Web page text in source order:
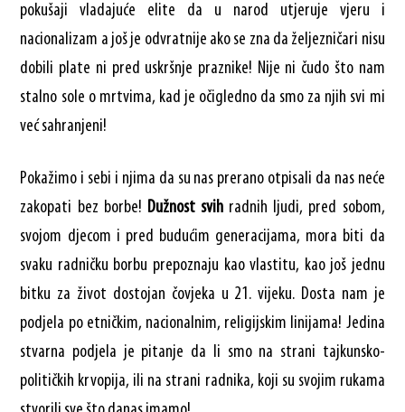
pokušaji vladajuće elite da u narod utjeruje vjeru i
nacionalizam a još je odvratnije ako se zna da željezničari nisu
dobili plate ni pred uskršnje praznike! Nije ni čudo što nam
stalno sole o mrtvima, kad je očigledno da smo za njih svi mi
već sahranjeni!
Pokažimo i sebi i njima da su nas prerano otpisali da nas neće
zakopati bez borbe! Dužnost svih radnih ljudi, pred sobom,
svojom djecom i pred budućim generacijama, mora biti da
svaku radničku borbu prepoznaju kao vlastitu, kao još jednu
bitku za život dostojan čovjeka u 21. vijeku. Dosta nam je
podjela po etničkim, nacionalnim, religijskim linijama! Jedina
stvarna podjela je pitanje da li smo na strani tajkunsko-
političkih krvopija, ili na strani radnika, koji su svojim rukama